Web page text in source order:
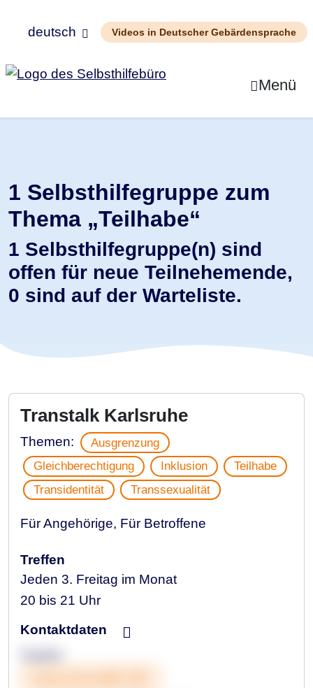
Zum Inhalt springen
deutsch Videos in Deutscher Gebärdensprache
Menü
1 Selbsthilfegruppe zum
Thema „Teilhabe“
1 Selbsthilfegruppe(n) sind
offen für neue Teilnehemende,
0 sind auf der Warteliste.
Transtalk Karlsruhe
Themen:
Ausgrenzung
Gleichberechtigung
Inklusion
Teilhabe
Transidentität
Transsexualität
Für Angehörige, Für Betroffene
Treffen
Jeden 3. Freitag im Monat
20 bis 21 Uhr
Kontaktdaten